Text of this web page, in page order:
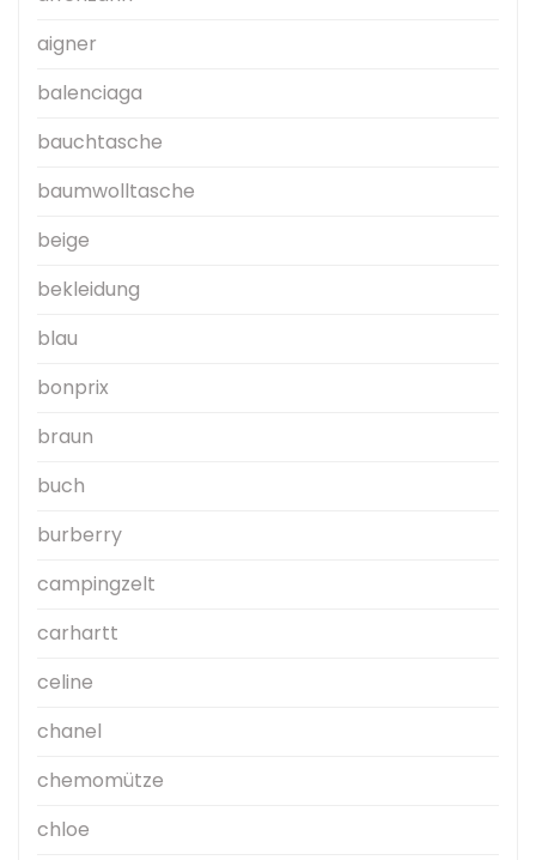
aigner
balenciaga
bauchtasche
baumwolltasche
beige
bekleidung
blau
bonprix
braun
buch
burberry
campingzelt
carhartt
celine
chanel
chemomütze
chloe